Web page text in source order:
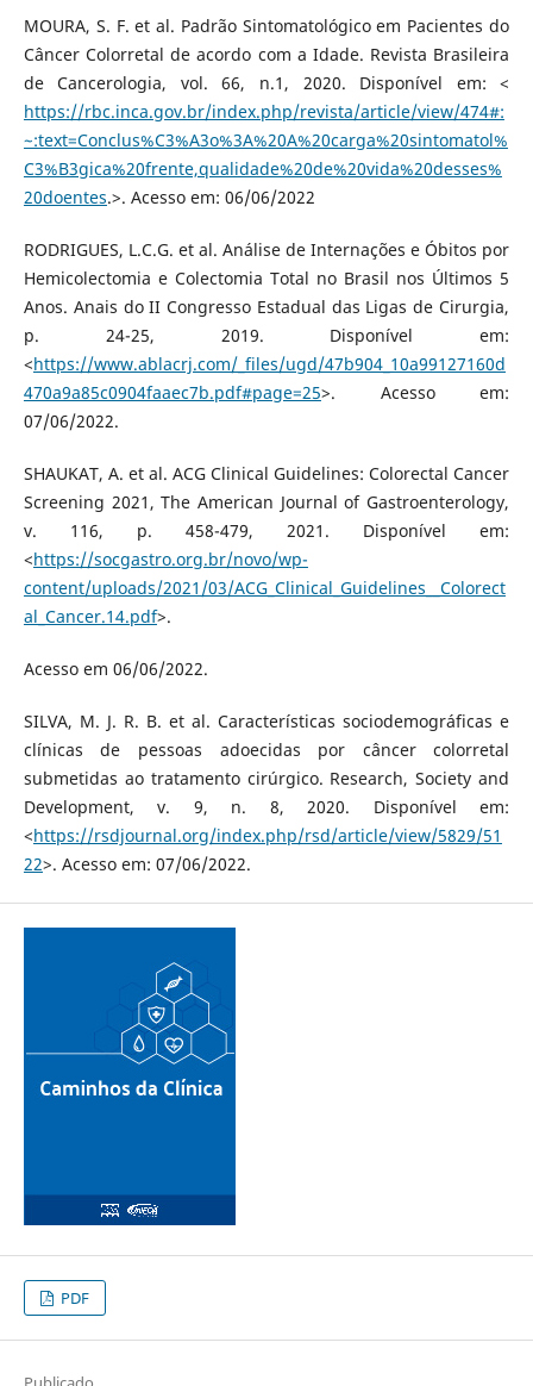
MOURA, S. F. et al. Padrão Sintomatológico em Pacientes do
Câncer Colorretal de acordo com a Idade. Revista Brasileira
de Cancerologia, vol. 66, n.1, 2020. Disponível em: <
https://rbc.inca.gov.br/index.php/revista/article/view/474#:
~:text=Conclus%C3%A3o%3A%20A%20carga%20sintomatol%
C3%B3gica%20frente,qualidade%20de%20vida%20desses%
20doentes.>. Acesso em: 06/06/2022
RODRIGUES, L.C.G. et al. Análise de Internações e Óbitos por
Hemicolectomia e Colectomia Total no Brasil nos Últimos 5
Anos. Anais do II Congresso Estadual das Ligas de Cirurgia,
p. 24-25, 2019. Disponível em:
<https://www.ablacrj.com/_files/ugd/47b904_10a99127160d
470a9a85c0904faaec7b.pdf#page=25>. Acesso em:
07/06/2022.
SHAUKAT, A. et al. ACG Clinical Guidelines: Colorectal Cancer
Screening 2021, The American Journal of Gastroenterology,
v. 116, p. 458-479, 2021. Disponível em:
<https://socgastro.org.br/novo/wp-
content/uploads/2021/03/ACG_Clinical_Guidelines__Colorect
al_Cancer.14.pdf>.
Acesso em 06/06/2022.
SILVA, M. J. R. B. et al. Características sociodemográficas e
clínicas de pessoas adoecidas por câncer colorretal
submetidas ao tratamento cirúrgico. Research, Society and
Development, v. 9, n. 8, 2020. Disponível em:
<https://rsdjournal.org/index.php/rsd/article/view/5829/51
22>. Acesso em: 07/06/2022.
PDF